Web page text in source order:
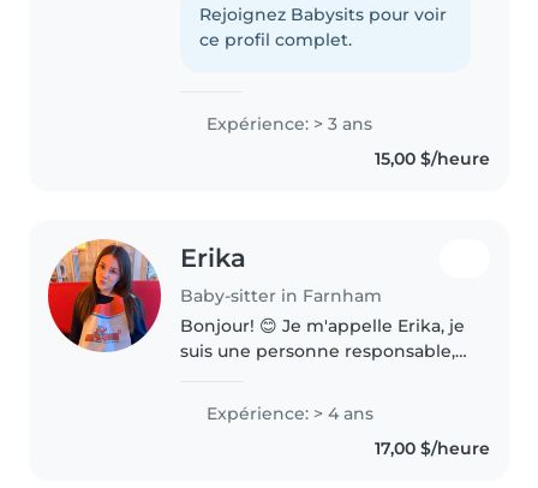
en garde d'enfants. J'ai fait des
stages en garderie publique et
Rejoignez Babysits pour voir
ce profil complet.
Expérience: > 3 ans
15,00 $/heure
Erika
Baby-sitter in Farnham
Bonjour! 😊 Je m'appelle Erika, je
suis une personne responsable,
un environnement sécuritaire et
amusant pour eux. J'ai..
Expérience: > 4 ans
17,00 $/heure